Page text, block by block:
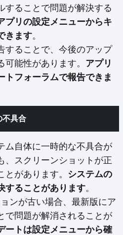
することで問題が解決する
プリの設定メニューからキ
きます。
することで、今後のアップ
能性があります。 アプリ
トフォーラムで報告できま
不具合
ム自体に一時的な不具合が
、スクリーンショットが正
があります。 システムの
することがあります。
ンが古い場合、最新版にア
で問題が解消されることが
ートは設定メニューから確